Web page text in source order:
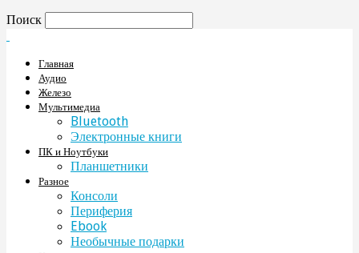
Поиск
Главная
Аудио
Железо
Мультимедиа
Bluetooth
Электронные книги
ПК и Ноутбуки
Планшетники
Разное
Консоли
Периферия
Ebook
Необычные подарки